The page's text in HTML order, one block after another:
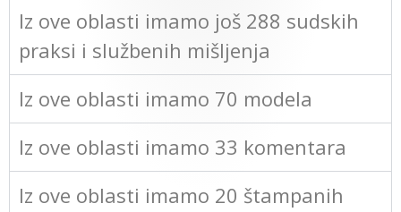
Iz ove oblasti imamo još 288 sudskih
praksi i službenih mišljenja
Iz ove oblasti imamo 70 modela
Iz ove oblasti imamo 33 komentara
Iz ove oblasti imamo 20 štampanih